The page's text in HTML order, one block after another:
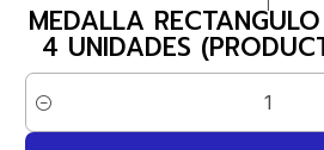
MEDALLA
4 UNIDADES
Cantidad